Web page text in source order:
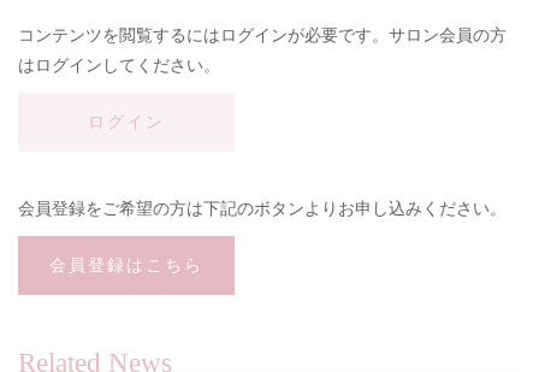
コンテンツを閲覧するにはログインが必要です。サロン会員の方
はログインしてください。
ログイン
会員登録をご希望の方は下記のボタンよりお申し込みください。
会員登録はこちら
Related News